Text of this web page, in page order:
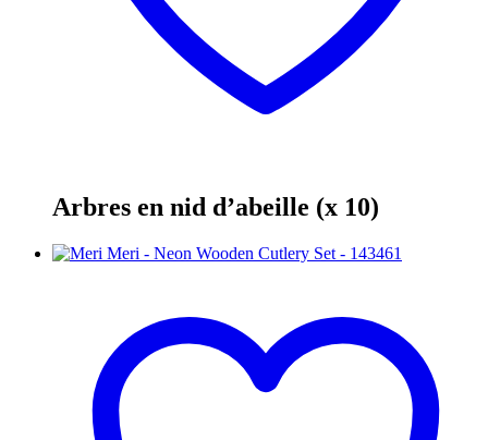
Arbres en nid d’abeille (x 10)